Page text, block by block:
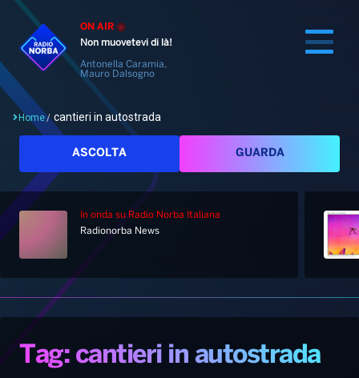
ON AIR
Non muovetevi di là!
Antonella Caramia,
Mauro Dalsogno
Palinsesto
Hit Dance
Giochi&Concorsi
Notizie
Locali
Playlist
Gallery
Home/ cantieri in autostrada
ASCOLTA GUARDA
In onda su Radio Norba Italiana
Radionorba News
Tag: cantieri in autostrada